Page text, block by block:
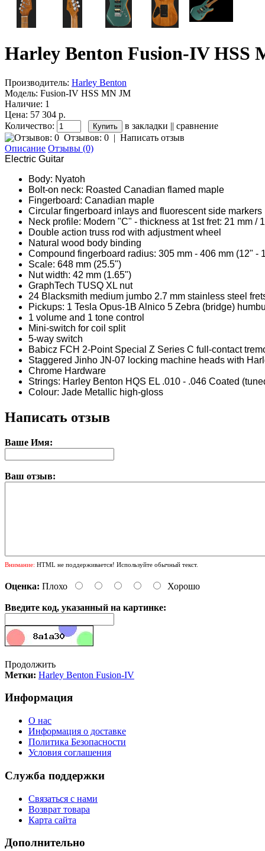
Harley Benton Fusion-IV HSS
Производитель: Harley Benton
Модель: Fusion-IV HSS MN JM
Наличие: 1
Цена: 57 304 р.
Количество:
в закладки || сравнение
Отзывов: 0 | Написать отзыв
Описание Отзывы (0)
Electric Guitar
Body: Nyatoh
Bolt-on neck: Roasted Canadian flamed maple
Fingerboard: Canadian maple
Circular fingerboard inlays and fluorescent side markers
Neck profile: Modern "C" - thickness at 1st fret: 21 mm /
Double action truss rod with adjustment wheel
Natural wood body binding
Compound fingerboard radius: 305 mm - 406 mm (12" -
Scale: 648 mm (25.5")
Nut width: 42 mm (1.65")
GraphTech TUSQ XL nut
24 Blacksmith medium jumbo 2.7 mm stainless steel
Pickups: 1 Tesla Opus-1B Alnico 5 Zebra (bridge)
1 volume and 1 tone control
Mini-switch for coil split
5-way switch
Babicz FCH 2-Point Special Z Series C full-contact
Staggered Jinho JN-07 locking machine heads with
Chrome Hardware
Strings: Harley Benton HQS EL .010 - .046 Coated
Colour: Jade Metallic high-gloss
Написать отзыв
Ваше Имя:
Ваш отзыв:
Внимание: HTML не поддерживается! Используйте обычный текст.
Оценка: Плохо Хорошо
Введите код, указанный на картинке:
Продолжить
Метки: Harley Benton Fusion-IV
Информация
О нас
Информация о доставке
Политика Безопасности
Условия соглашения
Служба поддержки
Связаться с нами
Возврат товара
Карта сайта
Дополнительно